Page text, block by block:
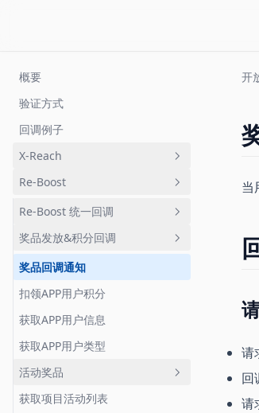
概要
验证方式
回调例子
X-Reach
回调
链接被点击回调
链接归因回调
绑定用户回调
深度链接邀请用户列表
归因数据列表
Re-Boost
Re-Boost 统一回调
活动删除回调
活动PUSH
用户助力回调
活动任务完成
奖品发放&积分回调
奖品回调通知
扣领APP用户积分
获取APP用户信息
获取APP用户类型
活动奖品
奖品列表
获取项目活动列表
开
当
请
回
请